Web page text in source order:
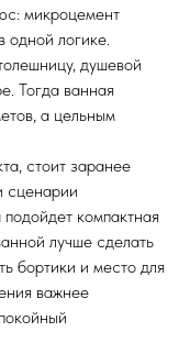
микроцемент
одной логике.
душевой
Тогда ванная
а цельным
стоит заранее
сценарии
компактная
лучше сделать
бортики и место для
важнее